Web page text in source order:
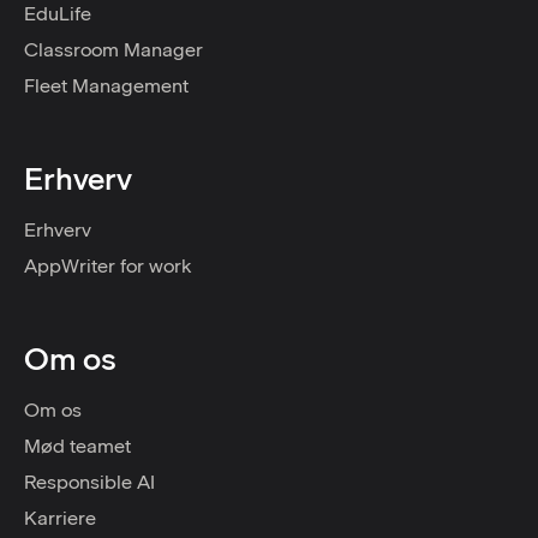
EduLife
Classroom Manager
Fleet Management
Erhverv
Erhverv
AppWriter for work
Om os
Om os
Mød teamet
Responsible AI
Karriere